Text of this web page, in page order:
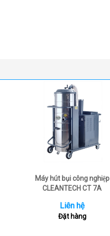
Máy hút bụi công nghiệp
CLEANTECH CT 7A
Liên hệ
Đặt hàng